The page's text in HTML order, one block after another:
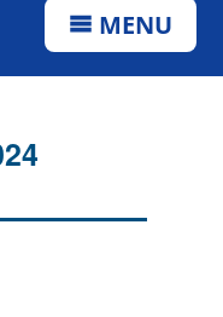
MENU